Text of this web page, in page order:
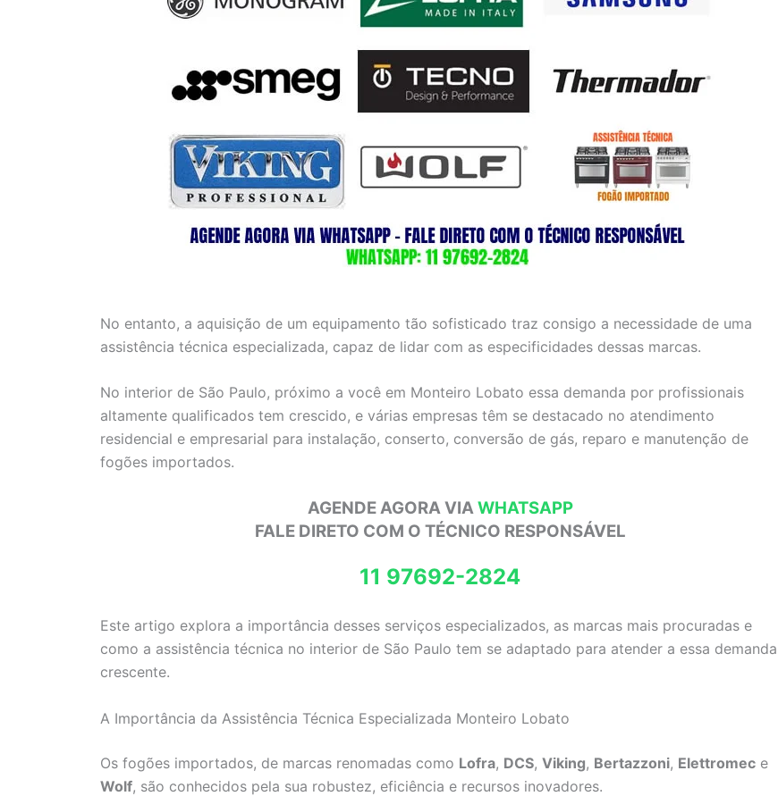
No entanto, a aquisição de um equipamento tão sofisticado traz consigo a necessidade de uma
assistência técnica especializada, capaz de lidar com as especificidades dessas marcas.
No interior de São Paulo, próximo a você em Monteiro Lobato essa demanda por profissionais
altamente qualificados tem crescido, e várias empresas têm se destacado no atendimento
residencial e empresarial para instalação, conserto, conversão de gás, reparo e manutenção de
fogões importados.
AGENDE AGORA VIAWHATSAPP
FALE DIRETO COM O TÉCNICO RESPONSÁVEL
11 97692-2824
Este artigo explora a importância desses serviços especializados, as marcas mais procuradas e
como a assistência técnica no interior de São Paulo tem se adaptado para atender a essa demanda
crescente.
A Importância da Assistência Técnica Especializada Monteiro Lobato
Os fogões importados, de marcas renomadas como Lofra, DCS, Viking, Bertazzoni, Elettromec e
Wolf, são conhecidos pela sua robustez, eficiência e recursos inovadores.